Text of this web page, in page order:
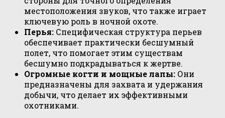
местоположения звуков, что также играет
ключевую роль в ночной охоте.
Перья: Специфическая структура перьев
обеспечивает практически бесшумный
полет, что помогает этим существам
бесшумно подкрадываться к жертве.
Огромные когти и мощные лапы: Они
предназначены для захвата и удержания
добычи, что делает их эффективными
охотниками.